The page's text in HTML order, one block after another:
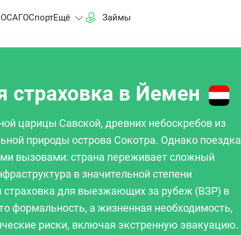
ОСАГОСпортЕщё Займы
страховка в Йемен
царицы Савской, древних небоскребов из
природы острова Сокотра. Однако поездка
вызовами: страна переживает сложный
в значительной степени
для выезжающих за рубеж (ВЗР) в
формальность, а жизненная необходимость,
риски, включая экстренную эвакуацию.